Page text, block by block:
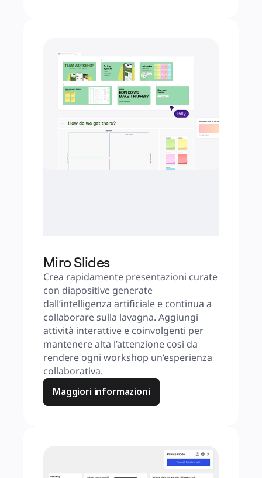
Miro Slides
Crea rapidamente presentazioni curate
con diapositive generate
dall’intelligenza artificiale e continua a
collaborare sulla lavagna. Aggiungi
attività interattive e coinvolgenti per
mantenere alta l’attenzione così da
rendere ogni workshop un’esperienza
collaborativa.
Maggiori informazioni